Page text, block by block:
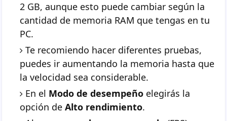
2 GB, aunque esto puede cambiar según la
cantidad de memoria RAM que tengas en tu
PC.
Te recomiendo hacer diferentes pruebas,
puedes ir aumentando la memoria hasta que
la velocidad sea considerable.
En el Modo de desempeño elegirás la
opción de Alto rendimiento.